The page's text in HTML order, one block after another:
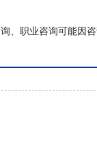
、职业咨询可能因